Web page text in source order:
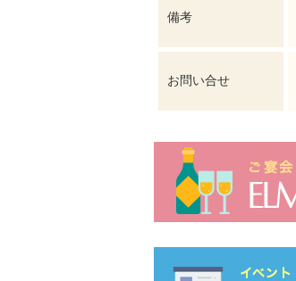
備考
お問い合せ